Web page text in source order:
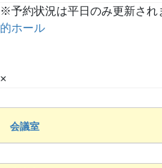
※予約状況は平日のみ更新され
的ホール
×
会議室